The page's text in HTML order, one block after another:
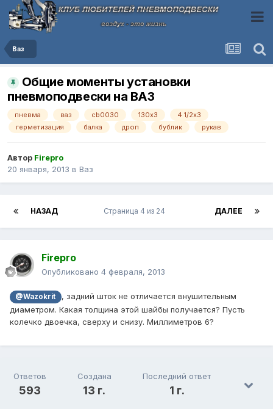
Ваз
Общие моменты установки
пневмоподвески на ВАЗ
пневма ваз cb0030 130х3
4 1/2х3
герметизация
балка дроп бублик рукав
Автор Firepro
20 января, 2013 в Ваз
НАЗАД ДАЛЕЕ
Страница 4 из 24
Firepro
Опубликовано 4 февраля, 2013
@Wazokrit
, задний шток не отличается внушительным
диаметром. Какая толщина этой шайбы получается? Пусть
колечко двоечка, сверху и снизу. Миллиметров 6?
Ответов
593
Создана
13 г.
Последний ответ
1 г.